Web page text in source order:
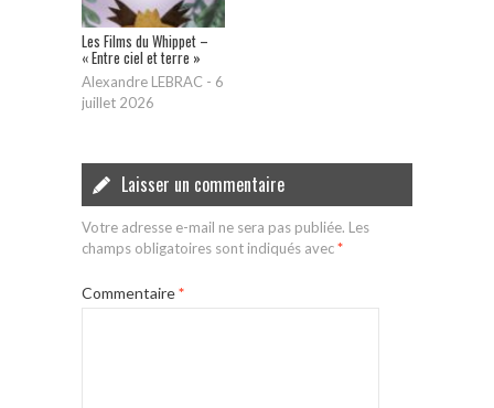
Les Films du Whippet –
« Entre ciel et terre »
Alexandre LEBRAC - 6
juillet 2026
Laisser un commentaire
Votre adresse e-mail ne sera pas publiée. Les
champs obligatoires sont indiqués avec*
Commentaire*